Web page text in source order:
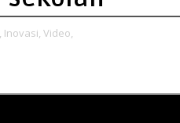
Inovasi, Video,